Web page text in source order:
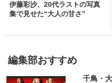
伊藤彩沙、20代ラストの写真
集で見せた“大人の甘さ”
編集部おすすめ
千鳥・